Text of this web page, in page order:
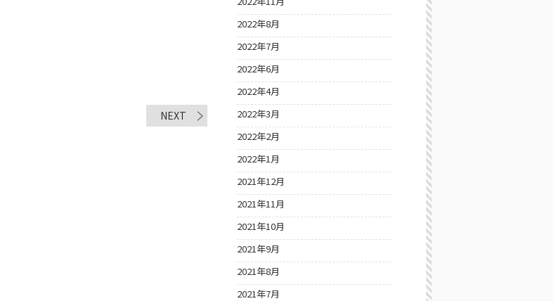
NEXT
2022年8月
2022年7月
2022年6月
2022年4月
2022年3月
2022年2月
2022年1月
2021年12月
2021年11月
2021年10月
2021年9月
2021年8月
2021年7月